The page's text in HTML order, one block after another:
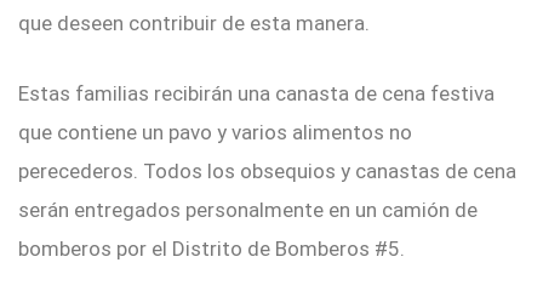
que deseen contribuir de esta manera.
Estas familias recibirán una canasta de cena festiva
que contiene un pavo y varios alimentos no
perecederos. Todos los obsequios y canastas de cena
serán entregados personalmente en un camión de
bomberos por el Distrito de Bomberos #5.